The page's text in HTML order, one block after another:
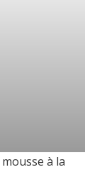
mousse à la